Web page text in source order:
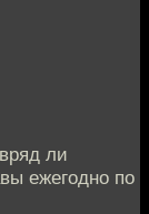
ли
ежегодно по